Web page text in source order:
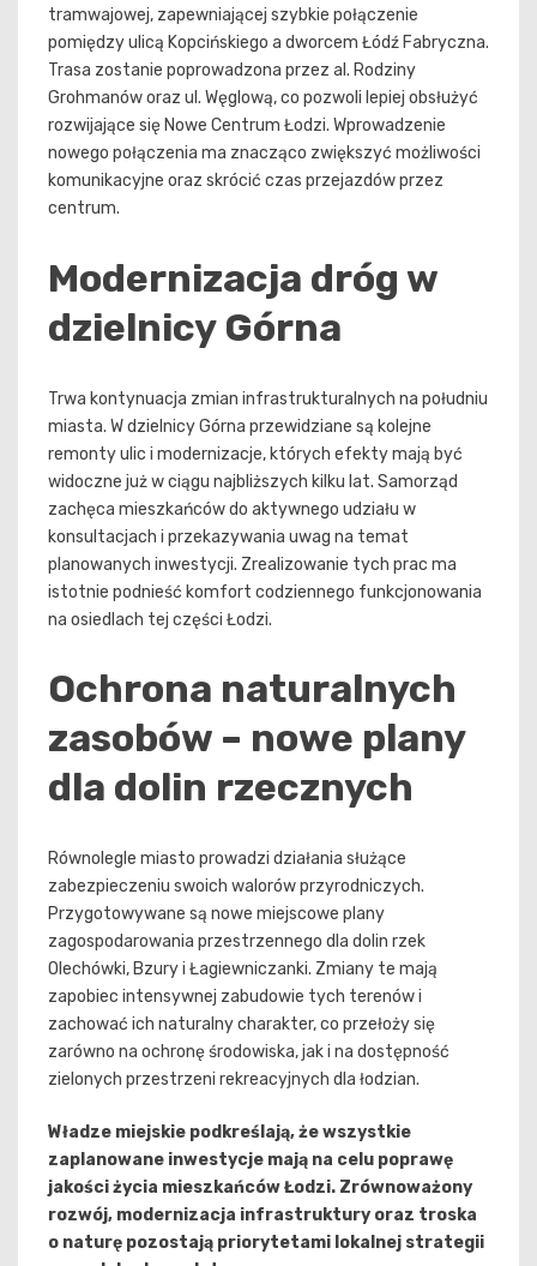
tramwajowej, zapewniającej szybkie połączenie
pomiędzy ulicą Kopcińskiego a dworcem Łódź Fabryczna.
Trasa zostanie poprowadzona przez al. Rodziny
Grohmanów oraz ul. Węglową, co pozwoli lepiej obsłużyć
rozwijające się Nowe Centrum Łodzi. Wprowadzenie
nowego połączenia ma znacząco zwiększyć możliwości
komunikacyjne oraz skrócić czas przejazdów przez
centrum.
Modernizacja dróg w
dzielnicy Górna
Trwa kontynuacja zmian infrastrukturalnych na południu
miasta. W dzielnicy Górna przewidziane są kolejne
remonty ulic i modernizacje, których efekty mają być
widoczne już w ciągu najbliższych kilku lat. Samorząd
zachęca mieszkańców do aktywnego udziału w
konsultacjach i przekazywania uwag na temat
planowanych inwestycji. Zrealizowanie tych prac ma
istotnie podnieść komfort codziennego funkcjonowania
na osiedlach tej części Łodzi.
Ochrona naturalnych
zasobów – nowe plany
dla dolin rzecznych
Równolegle miasto prowadzi działania służące
zabezpieczeniu swoich walorów przyrodniczych.
Przygotowywane są nowe miejscowe plany
zagospodarowania przestrzennego dla dolin rzek
Olechówki, Bzury i Łagiewniczanki. Zmiany te mają
zapobiec intensywnej zabudowie tych terenów i
zachować ich naturalny charakter, co przełoży się
zarówno na ochronę środowiska, jak i na dostępność
zielonych przestrzeni rekreacyjnych dla łodzian.
Władze miejskie podkreślają, że wszystkie
zaplanowane inwestycje mają na celu poprawę
jakości życia mieszkańców Łodzi. Zrównoważony
rozwój, modernizacja infrastruktury oraz troska
o naturę pozostają priorytetami lokalnej strategii